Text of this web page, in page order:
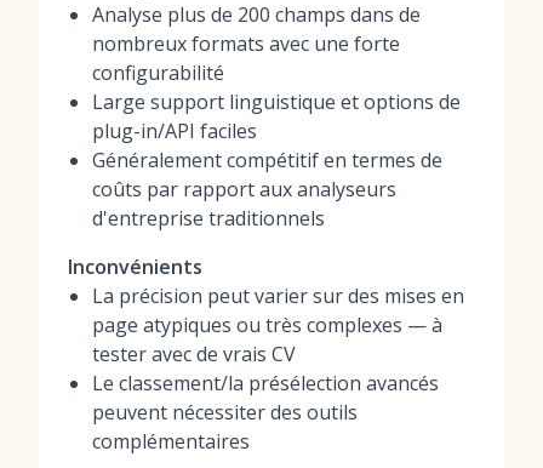
Analyse plus de 200 champs dans de
nombreux formats avec une forte
configurabilité
Large support linguistique et options de
plug-in/API faciles
Généralement compétitif en termes de
coûts par rapport aux analyseurs
d'entreprise traditionnels
Inconvénients
La précision peut varier sur des mises en
page atypiques ou très complexes — à
tester avec de vrais CV
Le classement/la présélection avancés
peuvent nécessiter des outils
complémentaires